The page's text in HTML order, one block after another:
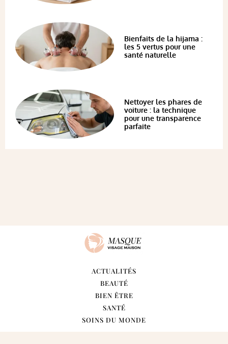
Bienfaits de la hijama :
les 5 vertus pour une
santé naturelle
Nettoyer les phares de
voiture : la technique
pour une transparence
parfaite
ACTUALITÉS
BEAUTÉ
BIEN ÊTRE
SANTÉ
SOINS DU MONDE